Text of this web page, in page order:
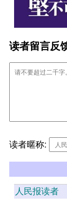
读者留言反
读者暱称:
人民报读者